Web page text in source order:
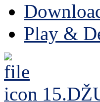
Play &